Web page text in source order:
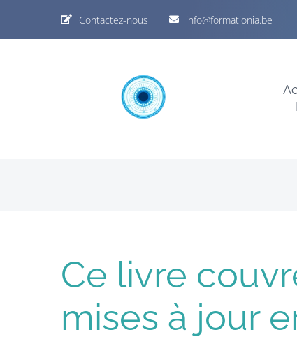
Contactez-nous info@formationia.be
Ce livre
mises à jour